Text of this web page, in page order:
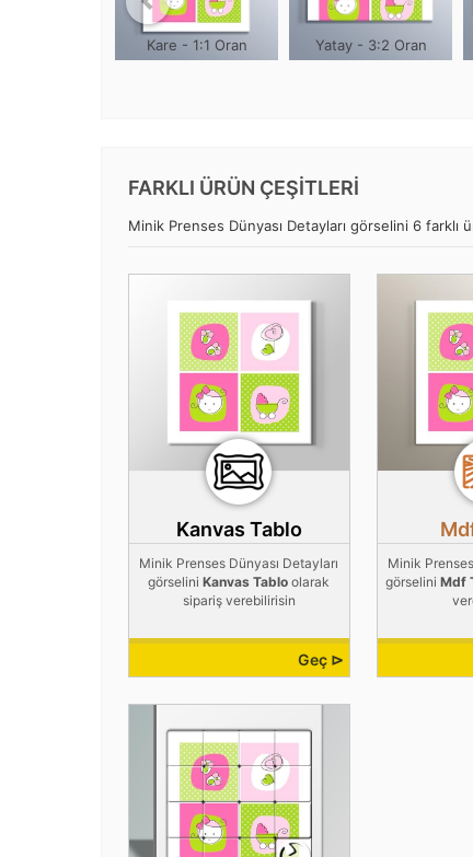
Kare - 1:1 Oran Yatay - 3:2 Oran
FARKLI ÜRÜN ÇEŞİTLERİ
Minik Prenses Dünyası Detayları görselini 6
Kanvas Tablo
Minik Prenses Dünyası Detayları
görseliniKanvas Tablo olarak
sipariş verebilirisin
Geç ⊳
Minik
görseliniMdf